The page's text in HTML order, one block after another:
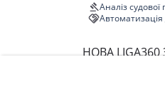
Аналіз судової
Автоматизація
НОВА